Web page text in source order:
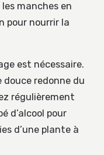
manches en
pour nourrir la
est nécessaire.
douce redonne du
régulièrement
d’alcool pour
d’une plante à